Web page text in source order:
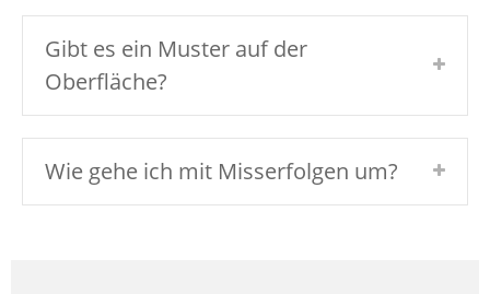
Gibt es ein Muster auf der
Oberfläche?
Wie gehe ich mit Misserfolgen um?